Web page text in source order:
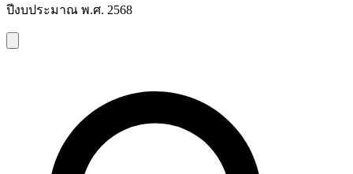
ปีงบประมาณ พ.ศ. 2568